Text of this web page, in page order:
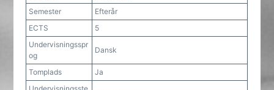
Semester
Efterår
ECTS
5
Undervisningsspr
og
Dansk
Tomplads
Ja